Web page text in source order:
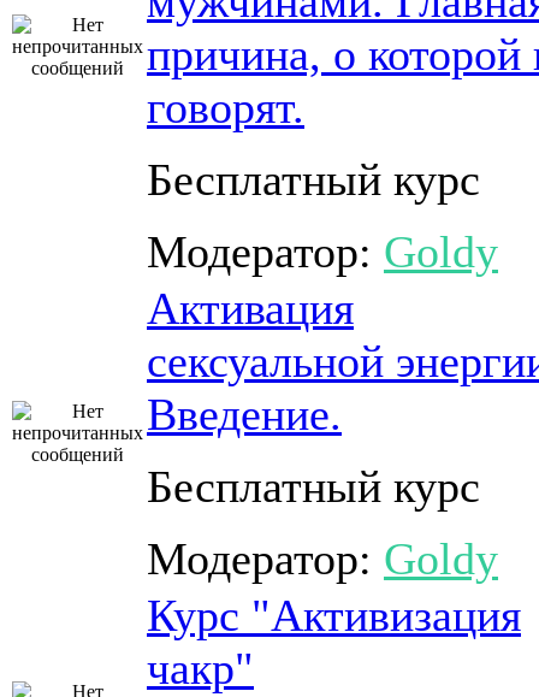
причина, о которой
говорят.
Бесплатный курс
Модератор: Goldy
Активация
сексуальной
Введение.
Бесплатный курс
Модератор: Goldy
Курс "Активизация
чакр"